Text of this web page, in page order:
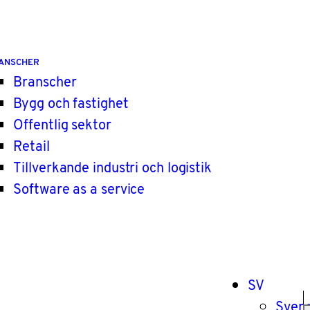
Branscher
Bygg och fastighet
Offentlig sektor
Retail
Tillverkande industri och logistik
Software as a service
SV